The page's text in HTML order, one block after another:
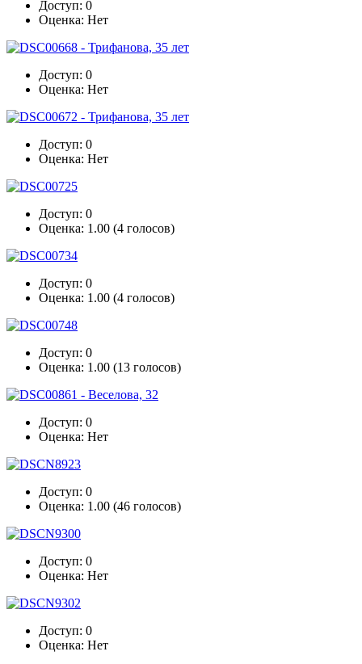
Доступ: 0
Оценка: Нет
Доступ: 0
Оценка: Нет
Доступ: 0
Оценка: Нет
Доступ: 0
Оценка: 1.00 (4 голосов)
Доступ: 0
Оценка: 1.00 (4 голосов)
Доступ: 0
Оценка: 1.00 (13 голосов)
Доступ: 0
Оценка: Нет
Доступ: 0
Оценка: 1.00 (46 голосов)
Доступ: 0
Оценка: Нет
Доступ: 0
Оценка: Нет